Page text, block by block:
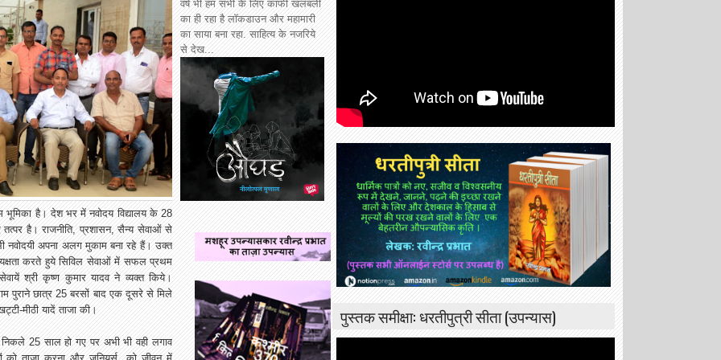
भूमिका है। देश भर में नवोदय विद्यालय के 28
तत्पर है। राजनीति, प्रशासन, सैन्य सेवाओं से
अपना अलग मुकाम बना रहे हैं। उक्त
करते हुये सिविल सेवाओं में सफल प्रथम
श्री कृष्ण कुमार यादव ने व्यक्त किये।
पुराने छात्र 25 बरसों बाद एक दूसरे से मिले
मीठी यादें ताजा की।
25 साल हो गए पर अभी भी वही लगाव
पुस्तक समीक्षा: धरतीपुत्री सीता (उपन्यास)
वर्ष भी हम सभी के लिए काफी खलबली
का ही रहा है लॉकडाउन और महामारी
का साया बना रहा. साहित्य के नजरिये
से देख...